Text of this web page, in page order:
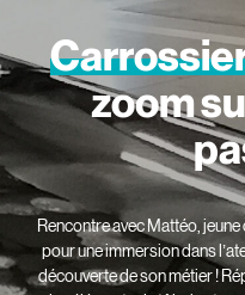
zoom
Rencontre avec Mattéo,
pour une immersion dans
découverte de son métier !